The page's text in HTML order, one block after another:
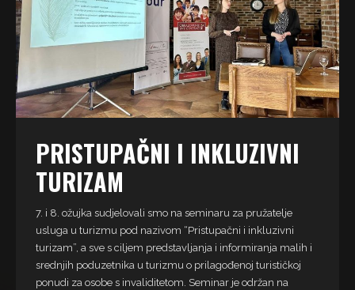
PRISTUPAČNI I INKLUZIVNI
TURIZAM
7. i 8. ožujka sudjelovali smo na seminaru za pružatelje
usluga u turizmu pod nazivom “Pristupačni i inkluzivni
turizam”, a sve s ciljem predstavljanja i informiranja malih i
srednjih poduzetnika u turizmu o prilagođenoj turističkoj
ponudi za osobe s invaliditetom. Seminar je održan na